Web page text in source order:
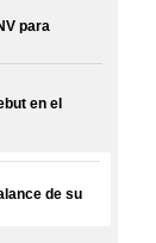
para
en el
de su